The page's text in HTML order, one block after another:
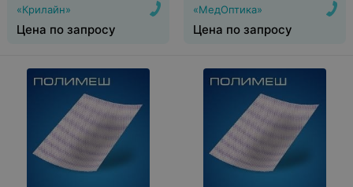
«Крилайн»
Цена по запросу
«МедОптика»
Цена по запросу